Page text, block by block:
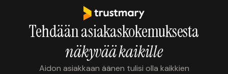
Tehdään asiakaskokemuksesta
näkyvää kaikille
Aidon asiakkaan äänen tulisi olla kaikkien